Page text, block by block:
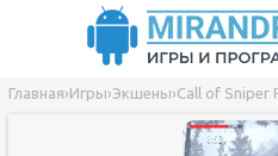
Главная›Игры›Экшены›Call of Sniper